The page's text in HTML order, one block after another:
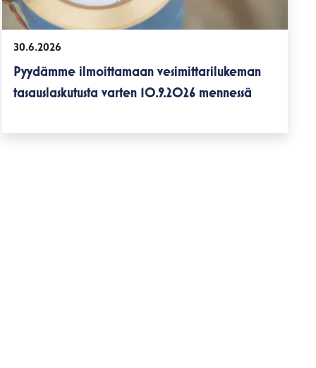
30.6.2026
Pyydämme ilmoittamaan vesimittarilukeman
tasauslaskutusta varten 10.9.2026 mennessä